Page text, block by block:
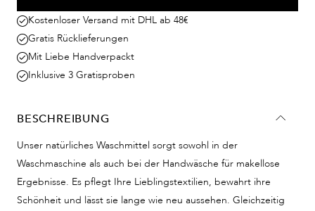
Kostenloser Versand mit DHL ab 48€
Gratis Rücklieferungen
Mit Liebe Handverpackt
Inklusive 3 Gratisproben
BESCHREIBUNG
Unser natürliches Waschmittel sorgt sowohl in der
Waschmaschine als auch bei der Handwäsche für makellose
Ergebnisse. Es pflegt Ihre Lieblingstextilien, bewahrt ihre
Schönheit und lässt sie lange wie neu aussehen. Gleichzeitig